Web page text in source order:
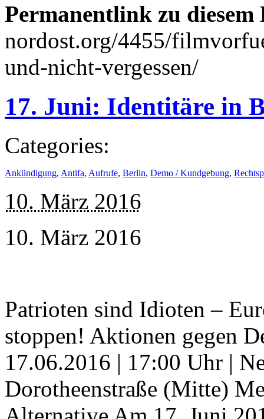
Permanentlink zu
nordost.org/4455/
und-nicht-vergessen/
17. Juni: Identitäre in
Categories:
Ankündigung, Antifa, Aufrufe, Berlin, Demo / Kundgebung,
10. März 2016
10. März 2016
Patrioten sind Idioten –
stoppen! Aktionen gegen
17.06.2016 | 17:00 Uhr |
Dorotheenstraße (Mitte)